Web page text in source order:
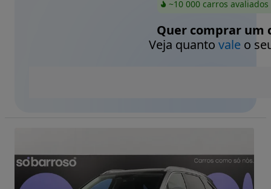
~10 000 carros
Quer comprar um
Veja quanto valeo